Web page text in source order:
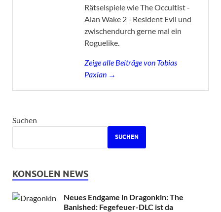
Rätselspiele wie The Occultist -
Alan Wake 2 - Resident Evil und
zwischendurch gerne mal ein
Roguelike.
Zeige alle Beiträge von Tobias
Paxian →
Suchen
SUCHEN
KONSOLEN NEWS
Neues Endgame in Dragonkin: The
Banished: Fegefeuer-DLC ist da